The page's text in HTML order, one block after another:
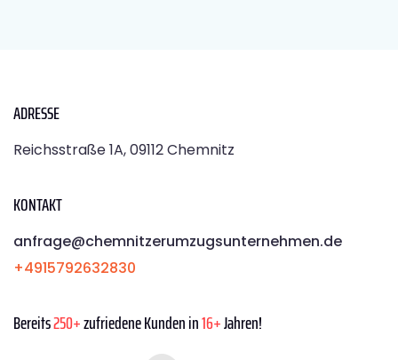
ADRESSE
Reichsstraße 1A, 09112 Chemnitz
KONTAKT
anfrage@chemnitzerumzugsunternehmen.de
+4915792632830
Bereits250+zufriedene Kunden in16+Jahren!